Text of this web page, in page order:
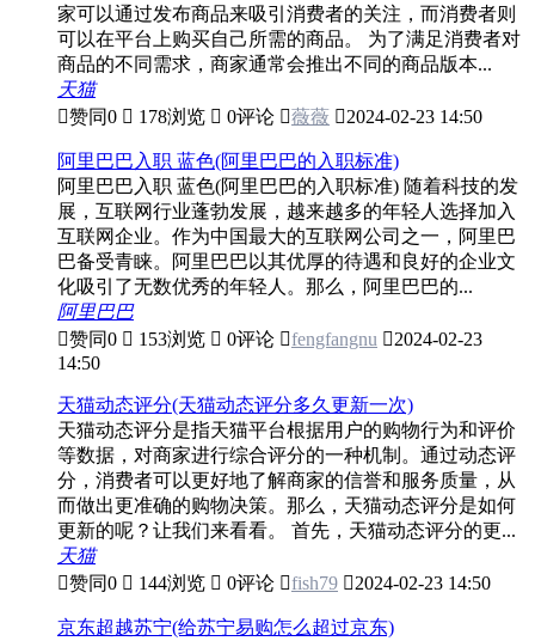
家可以通过发布商品来吸引消费者的关注，而消费者则
可以在平台上购买自己所需的商品。 为了满足消费者对
商品的不同需求，商家通常会推出不同的商品版本...
天猫
赞同0  178浏览  0评论 薇薇 2024-02-23 14:50
阿里巴巴入职 蓝色(阿里巴巴的入职标准)
阿里巴巴入职 蓝色(阿里巴巴的入职标准) 随着科技的发
展，互联网行业蓬勃发展，越来越多的年轻人选择加入
互联网企业。作为中国最大的互联网公司之一，阿里巴
巴备受青睐。阿里巴巴以其优厚的待遇和良好的企业文
化吸引了无数优秀的年轻人。那么，阿里巴巴的...
阿里巴巴
赞同0  153浏览  0评论 fengfangnu 2024-02-23
14:50
天猫动态评分(天猫动态评分多久更新一次)
天猫动态评分是指天猫平台根据用户的购物行为和评价
等数据，对商家进行综合评分的一种机制。通过动态评
分，消费者可以更好地了解商家的信誉和服务质量，从
而做出更准确的购物决策。那么，天猫动态评分是如何
更新的呢？让我们来看看。 首先，天猫动态评分的更...
天猫
赞同0  144浏览  0评论 fish79 2024-02-23 14:50
京东超越苏宁(给苏宁易购怎么超过京东)